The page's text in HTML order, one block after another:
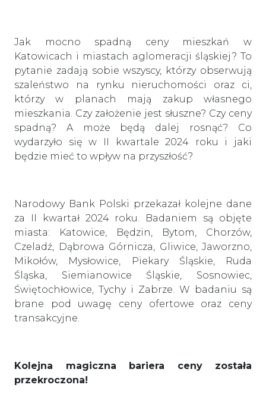
Jak mocno spadną ceny mieszkań w
Katowicach i miastach aglomeracji śląskiej? To
pytanie zadają sobie wszyscy, którzy obserwują
szaleństwo na rynku nieruchomości oraz ci,
którzy w planach mają zakup własnego
mieszkania. Czy założenie jest słuszne? Czy ceny
spadną? A może będą dalej rosnąć? Co
wydarzyło się w II kwartale 2024 roku i jaki
będzie mieć to wpływ na przyszłość?
Narodowy Bank Polski przekazał kolejne dane
za II kwartał 2024 roku. Badaniem są objęte
miasta: Katowice, Będzin, Bytom, Chorzów,
Czeladź, Dąbrowa Górnicza, Gliwice, Jaworzno,
Mikołów, Mysłowice, Piekary Śląskie, Ruda
Śląska, Siemianowice Śląskie, Sosnowiec,
Świętochłowice, Tychy i Zabrze. W badaniu są
brane pod uwagę ceny ofertowe oraz ceny
transakcyjne.
Kolejna magiczna bariera ceny została
przekroczona!